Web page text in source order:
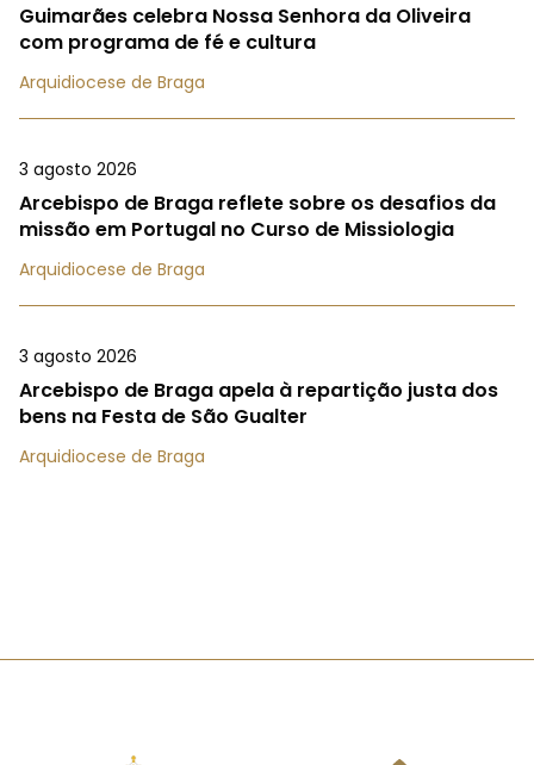
Guimarães celebra Nossa Senhora da Oliveira
com programa de fé e cultura
Arquidiocese de Braga
3 agosto 2026
Arcebispo de Braga reflete sobre os desafios da
missão em Portugal no Curso de Missiologia
Arquidiocese de Braga
3 agosto 2026
Arcebispo de Braga apela à repartição justa dos
bens na Festa de São Gualter
Arquidiocese de Braga